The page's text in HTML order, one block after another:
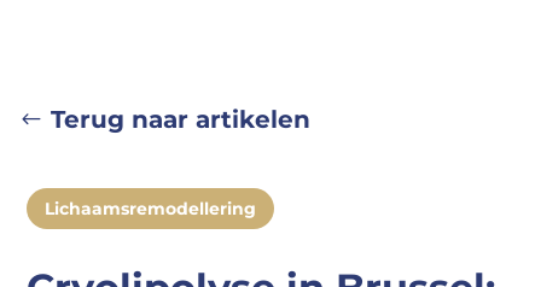
Terug naar artikelen
Lichaamsremodellering